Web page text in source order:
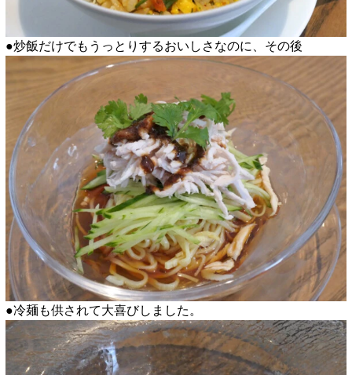
●炒飯だけでもうっとりするおいしさなのに、その後
●冷麺も供されて大喜びしました。